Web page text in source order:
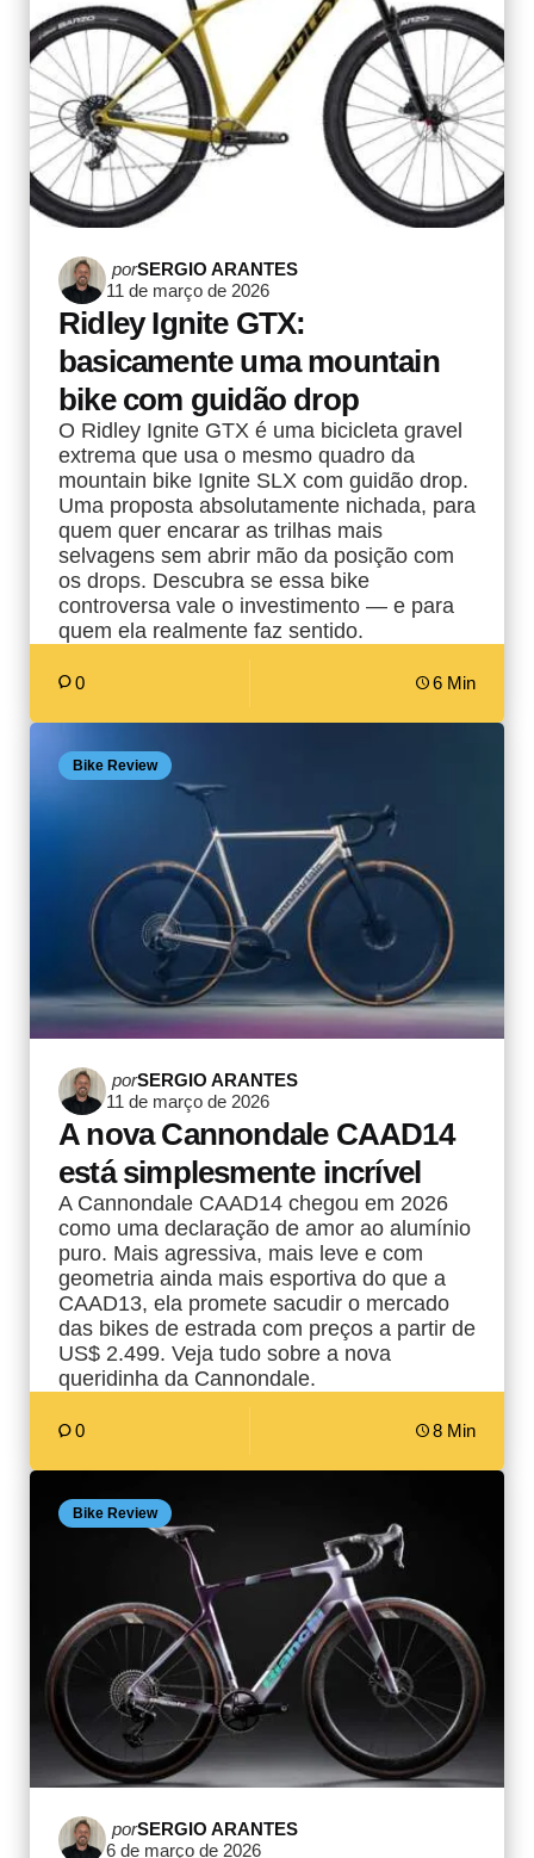
Postado
por
porSERGIO ARANTES
11 de março de 2026
Ridley Ignite GTX:
basicamente uma mountain
bike com guidão drop
O Ridley Ignite GTX é uma bicicleta gravel
extrema que usa o mesmo quadro da
mountain bike Ignite SLX com guidão drop.
Uma proposta absolutamente nichada, para
quem quer encarar as trilhas mais
selvagens sem abrir mão da posição com
os drops. Descubra se essa bike
controversa vale o investimento — e para
quem ela realmente faz sentido.
0 6 Min
Bike Review
Postado
por
porSERGIO ARANTES
11 de março de 2026
A nova Cannondale CAAD14
está simplesmente incrível
A Cannondale CAAD14 chegou em 2026
como uma declaração de amor ao alumínio
puro. Mais agressiva, mais leve e com
geometria ainda mais esportiva do que a
CAAD13, ela promete sacudir o mercado
das bikes de estrada com preços a partir de
US$ 2.499. Veja tudo sobre a nova
queridinha da Cannondale.
0 8 Min
Bike Review
Postado
por
porSERGIO ARANTES
6 de março de 2026